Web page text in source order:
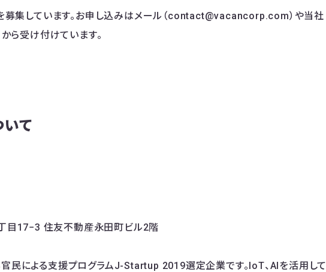
集しています。お申し込みはメール（contact@vacancorp.com）や当社
から受け付けています。
て
目17−3 住友不動産永田町ビル2階
民による支援プログラムJ-Startup 2019選定企業です。IoT、AIを活用して